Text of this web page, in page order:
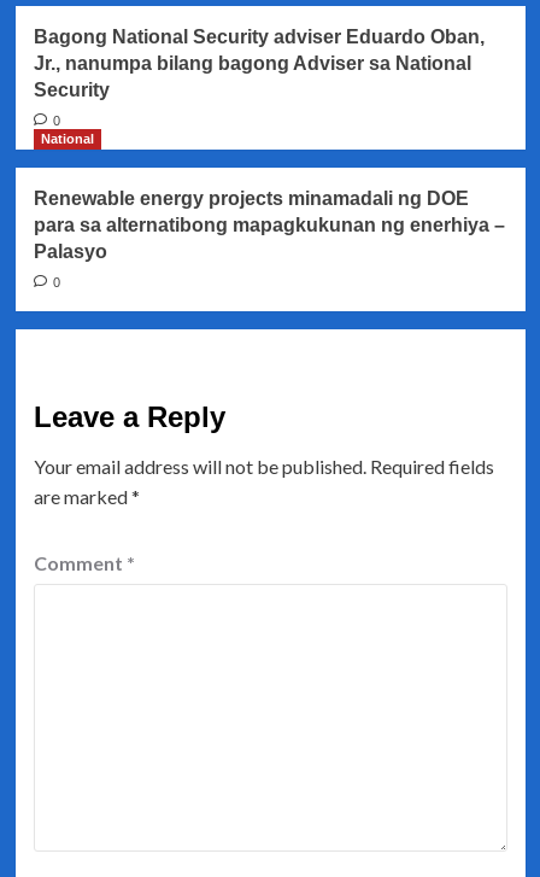
Bagong National Security adviser Eduardo Oban,
Jr., nanumpa bilang bagong Adviser sa National
Security
0
National
Renewable energy projects minamadali ng DOE
para sa alternatibong mapagkukunan ng enerhiya –
Palasyo
0
Leave a Reply
Your email address will not be published. Required fields
are marked*
Comment *